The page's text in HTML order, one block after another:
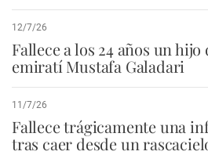
12/7/26
Fallece a los 24 años un
emiratí Mustafa Galadari
11/7/26
Fallece trágicamente una
tras caer desde un